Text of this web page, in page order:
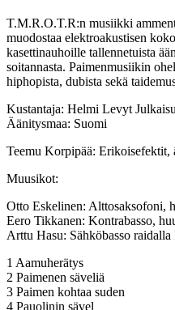
T.M.R.O.T.R:n musiikki
muodostaa elektroakustisen
kasettinauhoille tallennetuista
soitannasta. Paimenmusiikin
hiphopista, dubista sekä
Kustantaja: Helmi Levyt
Äänitysmaa: Suomi
Teemu Korpipää: Erikoisefektit,
Muusikot:
Otto Eskelinen: Alttosaksofoni,
Eero Tikkanen: Kontrabasso,
Arttu Hasu: Sähköbasso raidalla
1 Aamuherätys
2 Paimenen säveliä
3 Paimen kohtaa suden
4 Pauolinin sävel